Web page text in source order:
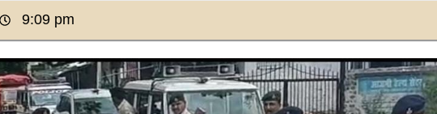
9:09 pm